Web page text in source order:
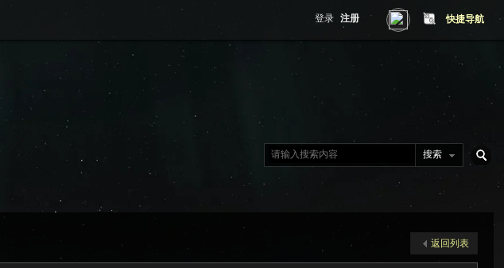
快捷导航
登录 注册
搜索
返回列表